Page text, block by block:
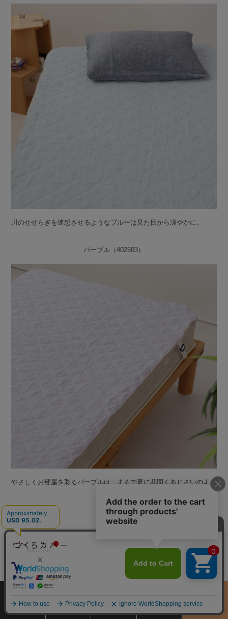
川のせせらぎを連想させるようなブルーは見た目から涼やかに。
パープル（402503）
やさしくお部屋を彩るパープルは、まるで夏に花開くあじさいのよう
商品をさがす
サイズ
お買物ガイド カート